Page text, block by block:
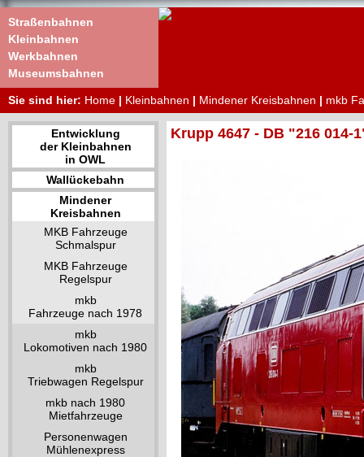
Straßenbahnen
Kleinbahnen
Werkbahnen
Museumsbahnen
Sie sind hier: Home | Kleinbahnen | Mindener Kreisbahnen | mkb
Entwicklung
der Kleinbahnen
in OWL
Wallückebahn
Mindener
Kreisbahnen
MKB Fahrzeuge
Schmalspur
MKB Fahrzeuge
Regelspur
mkb
Fahrzeuge nach 1978
mkb
Lokomotiven nach 1980
mkb
Triebwagen Regelspur
mkb nach 1980
Mietfahrzeuge
Personenwagen
Mühlenexpress
Krupp 4647 - DB "216 014-